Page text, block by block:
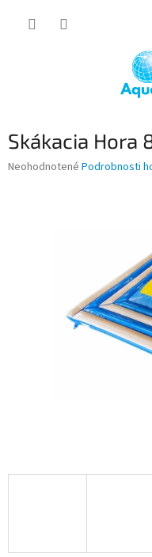
Skákacia Hora
Priemerné
Neohodnotené Podrobnosti